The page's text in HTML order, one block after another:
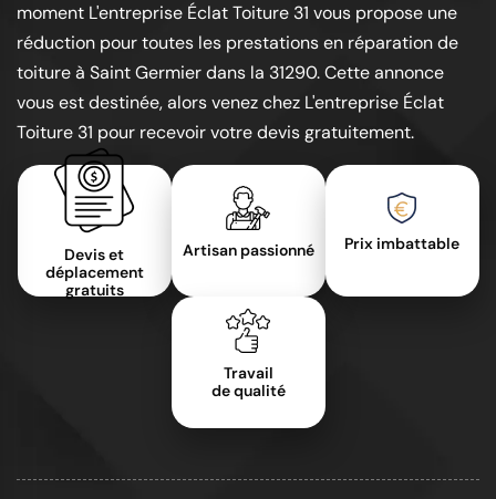
moment L'entreprise Éclat Toiture 31 vous propose une
réduction pour toutes les prestations en réparation de
toiture à Saint Germier dans la 31290. Cette annonce
vous est destinée, alors venez chez L'entreprise Éclat
Toiture 31 pour recevoir votre devis gratuitement.
Devis et
déplacement
gratuits
Artisan passionné Prix imbattable
Travail
de qualité